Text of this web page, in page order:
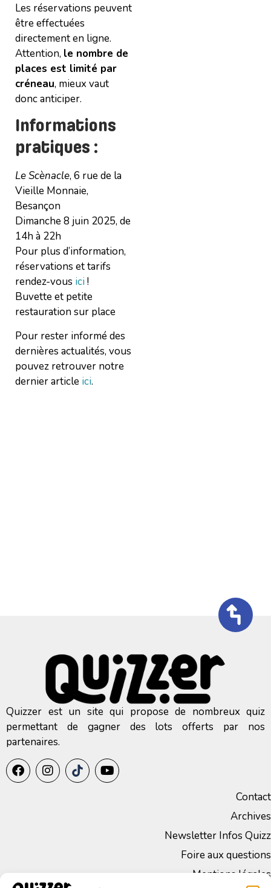
Les réservations peuvent
être effectuées
directement en ligne.
Attention, le nombre de
places est limité par
créneau, mieux vaut
donc anticiper.
Informations
pratiques :
Le Scènacle, 6 rue de la
Vieille Monnaie,
Besançon
Dimanche 8 juin 2025, de
14h à 22h
Pour plus d’information,
réservations et tarifs
rendez-vous ici!
Buvette et petite
restauration sur place
Pour rester informé des
dernières actualités, vous
pouvez retrouver notre
dernier article ici.
Quizzer est un site qui propose de nombreux quiz
permettant de gagner des lots offerts par nos
partenaires.
Contact
Archives
Newsletter Infos Quizz
Foire aux questions
Mentions légales